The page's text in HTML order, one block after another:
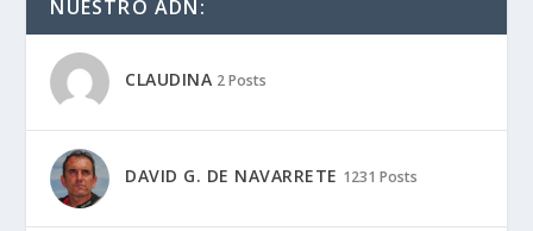
NUESTRO ADN:
CLAUDINA 2 Posts
DAVID G. DE NAVARRETE 1231 Posts